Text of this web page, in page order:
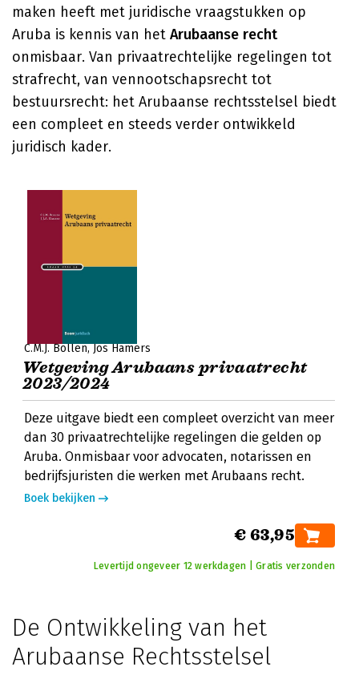
maken heeft met juridische vraagstukken op
Aruba is kennis van het Arubaanse recht
onmisbaar. Van privaatrechtelijke regelingen tot
strafrecht, van vennootschapsrecht tot
bestuursrecht: het Arubaanse rechtsstelsel biedt
een compleet en steeds verder ontwikkeld
juridisch kader.
C.M.J. Bollen Jos Hamers
Wetgeving Arubaans privaatrecht
2023/2024
Deze uitgave biedt een compleet overzicht van meer
dan 30 privaatrechtelijke regelingen die gelden op
Aruba. Onmisbaar voor advocaten, notarissen en
bedrijfsjuristen die werken met Arubaans recht.
Boek bekijken
€ 63,95
Levertijd ongeveer 12 werkdagen | Gratis verzonden
De Ontwikkeling van het
Arubaanse Rechtsstelsel